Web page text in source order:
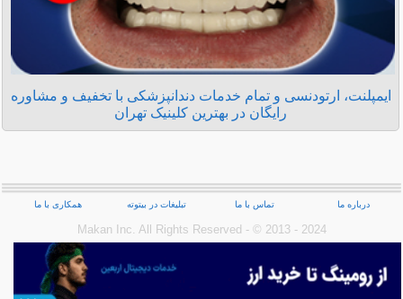
ایمپلنت، ارتودنسی و تمام خدمات دندانپزشکی با تخفیف و مشاوره
رایگان در بهترین کلینیک تهران
درباره ما تماس با ما تبلیغات در بیتوته همکاری با ما
Makan Inc.‎ All Rights Reserved - © 2013 - 2024